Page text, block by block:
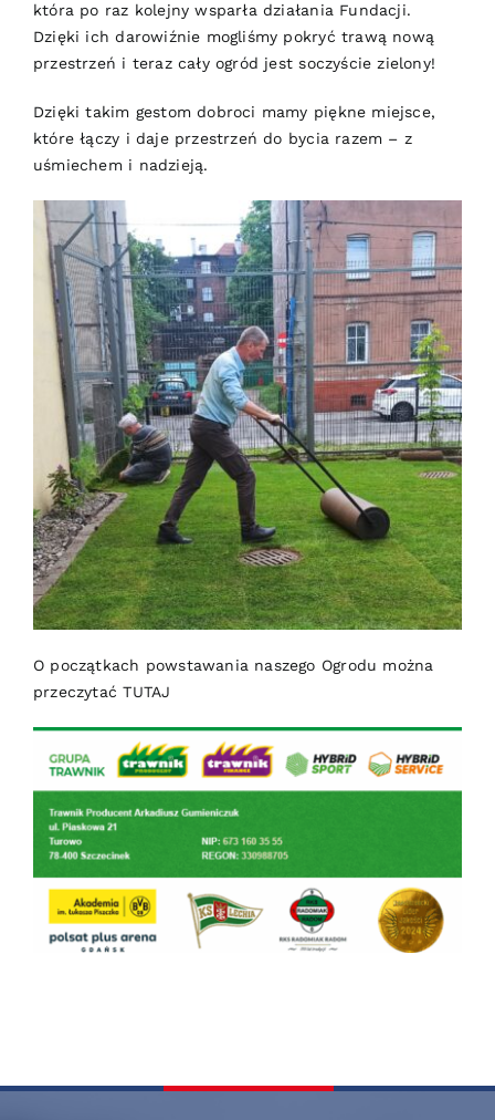
która po raz kolejny wsparła działania Fundacji.
Dzięki ich darowiźnie mogliśmy pokryć trawą nową
przestrzeń i teraz cały ogród jest soczyście zielony!
Dzięki takim gestom dobroci mamy piękne miejsce,
które łączy i daje przestrzeń do bycia razem – z
uśmiechem i nadzieją.
O początkach powstawania naszego Ogrodu można
przeczytaćTUTAJ